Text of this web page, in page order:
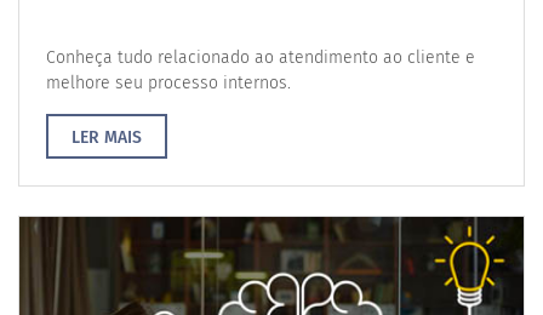
Conheça tudo relacionado ao atendimento ao cliente e
melhore seu processo internos.
LER MAIS